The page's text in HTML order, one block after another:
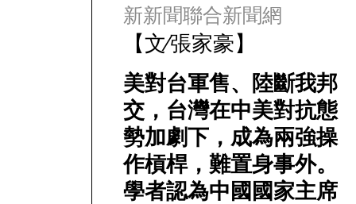
新新聞聯合新聞網
【文∕張家豪】
美對台軍售、陸斷我邦
交，台灣在中美對抗態
勢加劇下，成為兩強操
作槓桿，難置身事外。
學者認為中國國家主席